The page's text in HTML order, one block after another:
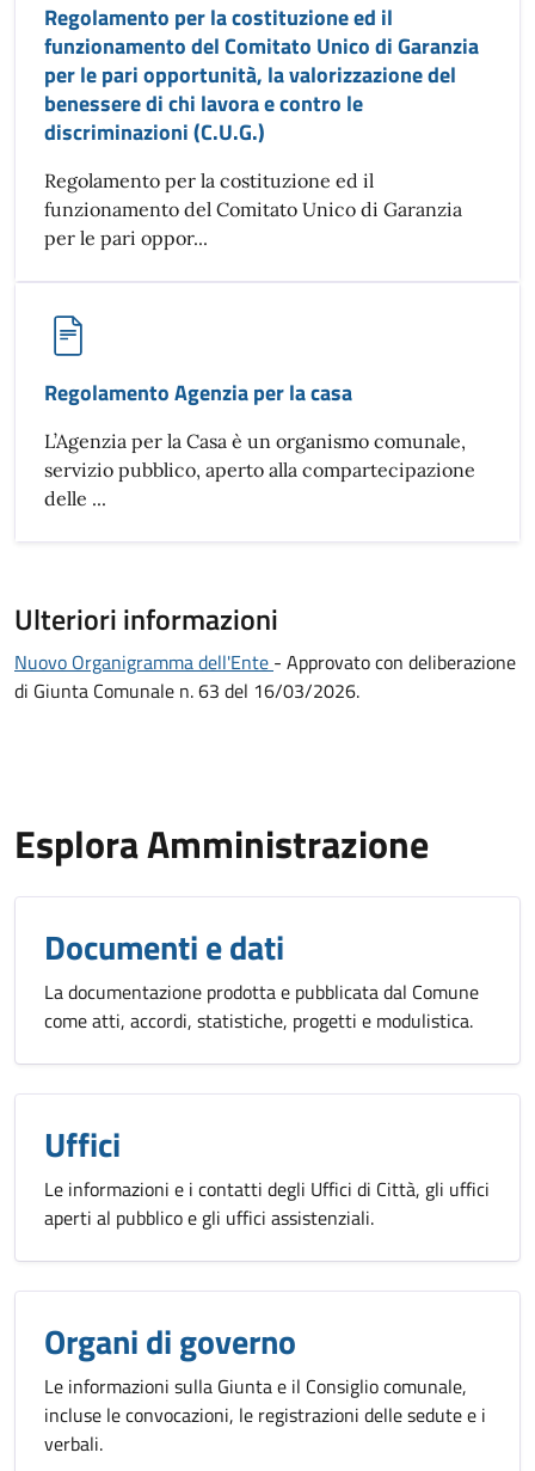
Regolamento per la costituzione ed il
funzionamento del Comitato Unico di Garanzia
per le pari opportunità, la valorizzazione del
benessere di chi lavora e contro le
discriminazioni (C.U.G.)
Regolamento per la costituzione ed il
funzionamento del Comitato Unico di Garanzia
per le pari oppor...
Regolamento Agenzia per la casa
L’Agenzia per la Casa è un organismo comunale,
servizio pubblico, aperto alla compartecipazione
delle ...
Ulteriori informazioni
Nuovo Organigramma dell'Ente - Approvato con deliberazione
di Giunta Comunale n. 63 del 16/03/2026.
Esplora Amministrazione
Documenti e dati
La documentazione prodotta e pubblicata dal Comune
come atti, accordi, statistiche, progetti e modulistica.
Uffici
Le informazioni e i contatti degli Uffici di Città, gli uffici
aperti al pubblico e gli uffici assistenziali.
Organi di governo
Le informazioni sulla Giunta e il Consiglio comunale,
incluse le convocazioni, le registrazioni delle sedute e i
verbali.